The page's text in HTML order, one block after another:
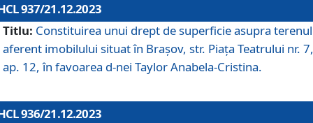
937/21.12.2023
Titlu: Constituirea unui drept de superficie asupra
aferent imobilului situat în Brașov, str. Piața Teatrului nr. 7,
ap. 12, în favoarea d-nei Taylor Anabela-Cristina.
936/21.12.2023